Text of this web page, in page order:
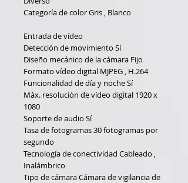
Categoría de colorGris , Blanco
Entrada de vídeo
Detección de movimiento Sí
Diseño mecánico de la cámara Fijo
Formato vídeo digital MJPEG , H.264
Funcionalidad de día y nocheSí
Máx. resolución de vídeo digital 1920 x
1080
Soporte de audio Sí
Tasa de fotogramas30 fotogramas por
segundo
Tecnología de conectividad Cableado ,
Inalámbrico
Tipo de cámaraCámara de vigilancia de